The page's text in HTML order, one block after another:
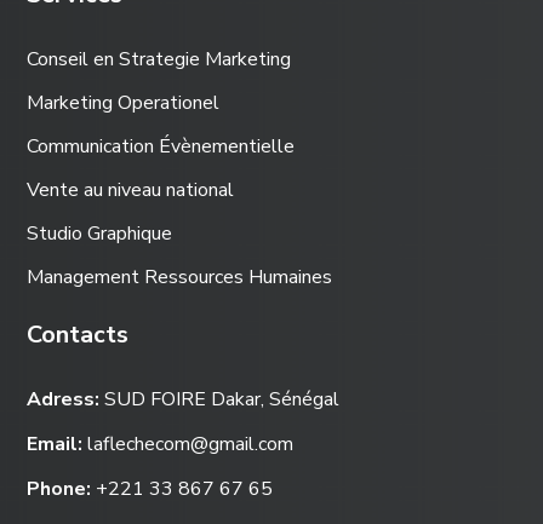
Conseil en Strategie Marketing
Marketing Operationel
Communication Évènementielle
Vente au niveau national
Studio Graphique
Management Ressources Humaines
Contacts
Adress: SUD FOIRE Dakar, Sénégal
Email: laflechecom@gmail.com
Phone: +221 33 867 67 65